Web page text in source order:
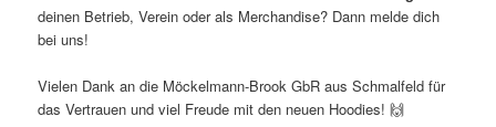
deinen Betrieb, Verein oder als Merchandise? Dann melde dich
bei uns!
Vielen Dank an die Möckelmann-Brook GbR aus Schmalfeld für
das Vertrauen und viel Freude mit den neuen Hoodies! 🙌